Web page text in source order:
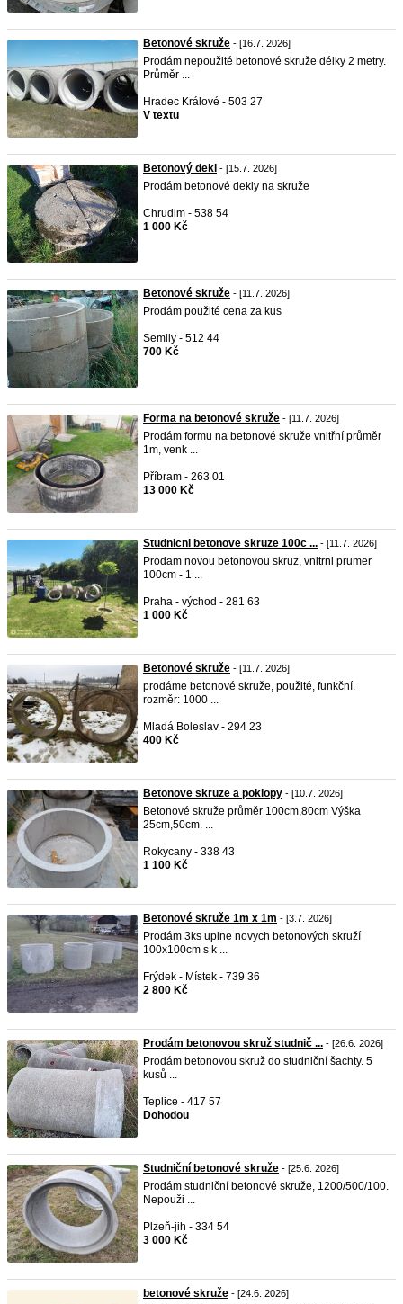
Betonové skruže - [16.7. 2026]
Prodám nepoužité betonové skruže délky 2 metry.
Průměr ...
Hradec Králové - 503 27
V textu
Betonový dekl - [15.7. 2026]
Prodám betonové dekly na skruže
Chrudim - 538 54
1 000 Kč
Betonové skruže - [11.7. 2026]
Prodám použité cena za kus
Semily - 512 44
700 Kč
Forma na betonové skruže - [11.7. 2026]
Prodám formu na betonové skruže vnitřní průměr
1m, venk ...
Příbram - 263 01
13 000 Kč
Studnicni betonove skruze 100c ... - [11.7. 2026]
Prodam novou betonovou skruz, vnitrni prumer
100cm - 1 ...
Praha - východ - 281 63
1 000 Kč
Betonové skruže - [11.7. 2026]
prodáme betonové skruže, použité, funkční.
rozměr: 1000 ...
Mladá Boleslav - 294 23
400 Kč
Betonove skruze a poklopy - [10.7. 2026]
Betonové skruže průměr 100cm,80cm Výška
25cm,50cm. ...
Rokycany - 338 43
1 100 Kč
Betonové skruže 1m x 1m - [3.7. 2026]
Prodám 3ks uplne novych betonových skruží
100x100cm s k ...
Frýdek - Místek - 739 36
2 800 Kč
Prodám betonovou skruž studnič ... - [26.6. 2026]
Prodám betonovou skruž do studniční šachty. 5
kusů ...
Teplice - 417 57
Dohodou
Studniční betonové skruže - [25.6. 2026]
Prodám studniční betonové skruže, 1200/500/100.
Nepouži ...
Plzeň-jih - 334 54
3 000 Kč
betonové skruže - [24.6. 2026]